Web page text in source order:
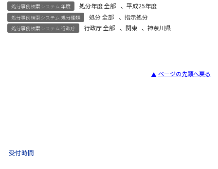
処分事例検索システム 年度 処分年度 全部 、 平成25年度
処分事例検索システム 処分種類 処分 全部 、 指示処分
処分事例検索システム 行政庁 行政庁 全部 、 関東 、神奈川県
ページの先頭へ戻る
受付時間